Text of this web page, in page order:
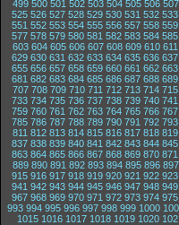
499 500 501 502 503 504 505 506 507
525 526 527 528 529 530 531 532 533
551 552 553 554 555 556 557 558 559
577 578 579 580 581 582 583 584 585
603 604 605 606 607 608 609 610 611
629 630 631 632 633 634 635 636 637
655 656 657 658 659 660 661 662 663
681 682 683 684 685 686 687 688 689
707 708 709 710 711 712 713 714 715
733 734 735 736 737 738 739 740 741
759 760 761 762 763 764 765 766 767
785 786 787 788 789 790 791 792 793
811 812 813 814 815 816 817 818 819
837 838 839 840 841 842 843 844 845
863 864 865 866 867 868 869 870 871
889 890 891 892 893 894 895 896 897
915 916 917 918 919 920 921 922 923
941 942 943 944 945 946 947 948 949
967 968 969 970 971 972 973 974 975
993 994 995 996 997 998 999 1000
1015 1016 1017 1018 1019 1020